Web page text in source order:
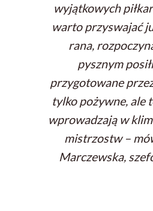
wyjątkowych
warto przyswajać
rana,
pysznym
przygotowane
tylko pożywne, ale
wprowadzają w
mistrzostw –
Marczewska,